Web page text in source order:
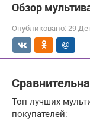
Обзор
Опубликовано: 29
Топ лучших
покупателей: